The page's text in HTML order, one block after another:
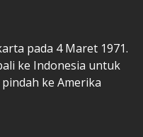
pada 4 Maret 1971.
ke Indonesia untuk
ke Amerika